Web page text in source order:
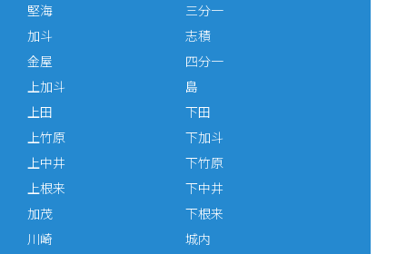
堅海
加斗
金屋
上加斗
上田
上竹原
上中井
上根来
加茂
川崎
三分一
志積
四分一
島
下田
下加斗
下竹原
下中井
下根来
城内